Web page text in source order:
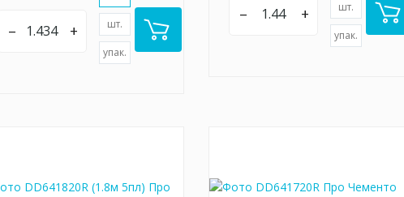
– + шт.
упак.
– + шт.
упак.